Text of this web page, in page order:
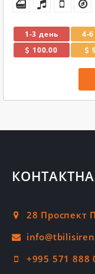
1-3 день 4-
100.00
28 Проспект
+995 571 888